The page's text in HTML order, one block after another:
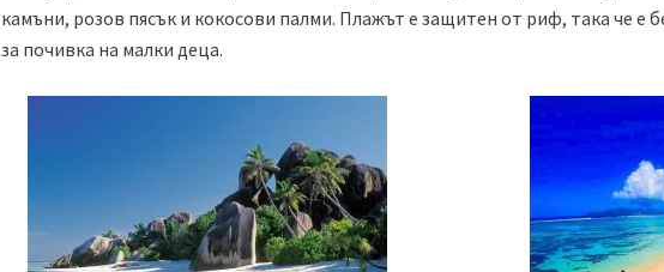
камъни, розов пясък и кокосови палми. Плажът е защитен от риф, така че е
за почивка на малки деца.